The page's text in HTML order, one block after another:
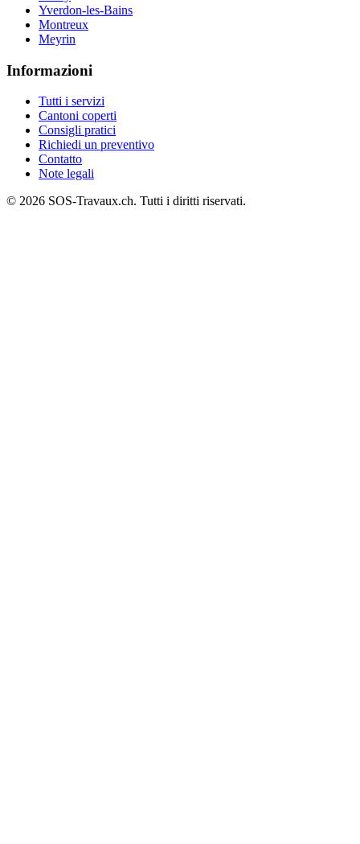
Yverdon-les-Bains
Montreux
Meyrin
Informazioni
Tutti i servizi
Cantoni coperti
Consigli pratici
Richiedi un preventivo
Contatto
Note legali
© 2026 SOS-Travaux.ch. Tutti i diritti riservati.